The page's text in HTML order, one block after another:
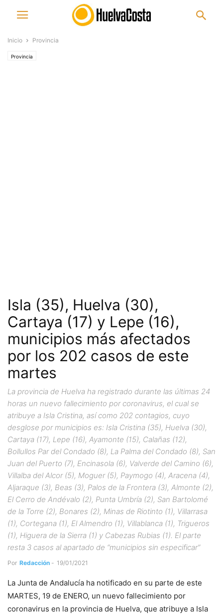
Inicio Provincia
Provincia
Isla (35), Huelva (30),
Cartaya (17) y Lepe (16),
municipios más afectados
por los 202 casos de este
martes
La provincia de Huelva ha registrado durante las últimas 24
horas un nuevo fallecimiento por coronavirus, el cual se
atribuye a Isla Cristina, así como 202 contagios, cuyo
desglose por municipios es: Isla Cristina (35), Huelva (30),
Cartaya (17), Lepe (16), Ayamonte (15), Calañas (12),
Bollullos Par del Condado (8), La Palma del Condado (8), San
Juan del Puerto (7), Encinasola (6), Valverde del Camino (6),
Villalba del Alcor (5), Moguer (5), Paymogo (4), Aracena (4),
Aljaraque (3), Beas (3), Palos de la Frontera (3), Almonte (2),
El Cerro de Andévalo (2), Punta Umbría (2), San Bartolomé
de la Torre (2), Bonares (2), Minas de Riotinto (1), Villarrasa
(1), Cortegana (1), El Almendro (1), Villablanca (1), Trigueros
(1), Higuera de la Sierra (1) y Cabezas Rubias (1). El parte
resta 3 casos al apartado de “municipios sin especificar”
Por Redacción - 19/01/2021
La Junta de Andalucía ha notificado en su parte de este
MARTES, 19 de ENERO, un nuevo fallecimiento por
coronavirus en la provincia de Huelva, que atribuye a Isla